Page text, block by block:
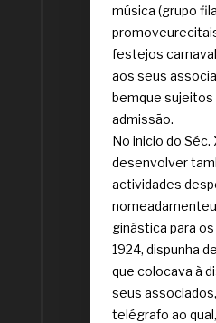
música (grupo
festejos
aos seus
bemque
admissão.
No inicio do Séc.
desenvolver
actividades
ginástica para
1924, dispunha
que colocava à
seus
telégrafo ao